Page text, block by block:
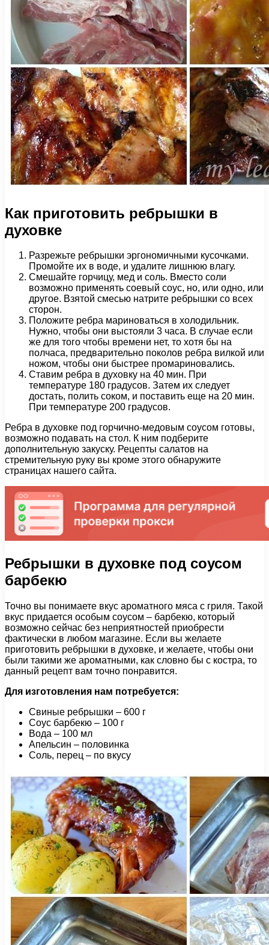
Как приготовить ребрышки в
духовке
Разрежьте ребрышки эргономичными кусочками.
Промойте их в воде, и удалите лишнюю влагу.
Смешайте горчицу, мед и соль. Вместо соли
возможно применять соевый соус, но, или одно, или
другое. Взятой смесью натрите ребрышки со всех
сторон.
Положите ребра мариноваться в холодильник.
Нужно, чтобы они выстояли 3 часа. В случае если
же для того чтобы времени нет, то хотя бы на
полчаса, предварительно поколов ребра вилкой или
ножом, чтобы они быстрее промариновались.
Ставим ребра в духовку на 40 мин. При
температуре 180 градусов. Затем их следует
достать, полить соком, и поставить еще на 20 мин.
При температуре 200 градусов.
Ребра в духовке под горчично-медовым соусом готовы,
возможно подавать на стол. К ним подберите
дополнительную закуску. Рецепты салатов на
стремительную руку вы кроме этого обнаружите
страницах нашего сайта.
Ребрышки в духовке под соусом
барбекю
Точно вы понимаете вкус ароматного мяса с гриля. Такой
вкус придается особым соусом – барбекю, который
возможно сейчас без неприятностей приобрести
фактически в любом магазине. Если вы желаете
приготовить ребрышки в духовке, и желаете, чтобы они
были такими же ароматными, как словно бы с костра, то
данный рецепт вам точно понравится.
Для изготовления нам потребуется:
Свиные ребрышки – 600 г
Соус барбекю – 100 г
Вода – 100 мл
Апельсин – половинка
Соль, перец – по вкусу